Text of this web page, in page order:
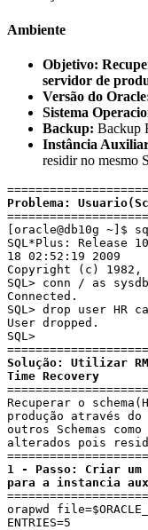
Ambiente
Objetivo:
servidor de
Versão do
Sistema
Backup: Backup
Instância
residir no mesmo
Problema:
[oracle@db10g ~]$
SQL*Plus: Release
18 02:52:19 2009
Copyright (c) 1982,
SQL> conn / as
Connected.
SQL> drop user HR
User dropped.
SQL>
Solução: Utilizar
Time Recovery
Recuperar o
produção através do
outros Schemas
alterados pois
1 - Passo: Criar um
para a instancia
orapwd
ENTRIES=5